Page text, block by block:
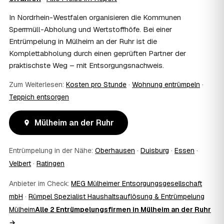
stellen Sie vor Auftragserteilung beim zuständigen Amt
und holen die Kostenübernahme schriftlich ein. AWL
Zentrum vermittelt die Entrümpler, entscheidet aber nicht
über die Kostenübernahme.
08 Bekomme ich einen Entsorgungsnachweis?
stellen auf Wunsch einen Entsorgungsnachweis aus —
wichtig zum Beispiel für Vermieter, Nachlassverwaltung
09
Muss ich bei der Entrümpelung anwesend sein?
Nicht zwingend. Viele Kunden in Mülheim an der Ruhr sind
genauen Ablauf — etwa die Schlüsselübergabe —
stimmen Sie direkt mit dem Entrümpler ab.
Der Festpreis deckt in der Regel das komplette
Ausräumen, Tragen und Verladen, den Transport sowie die
fachgerechte Entsorgung ab — auf Wunsch inklusive
In Nordrhein-Westfalen organisieren die Kommunen
Sperrmüll-Abholung und Wertstoffhöfe. Bei einer
Entrümpelung in Mülheim an der Ruhr ist die
Komplettabholung durch einen geprüften Partner der
praktischste Weg – mit Entsorgungsnachweis.
Zum Weiterlesen: Kosten pro Stunde · Wohnung entrümpeln ·
Teppich entsorgen
Mülheim an der Ruhr
Entrümpelung in der Nähe: Oberhausen · Duisburg · Essen ·
Velbert · Ratingen
Anbieter im Check: MEG Mülheimer Entsorgungsgesellschaft
mbH · Rümpel Spezialist Haushaltsauflösung & Entrümpelung
MülheimAlle 2 Entrümpelungsfirmen in Mülheim an der Ruhr